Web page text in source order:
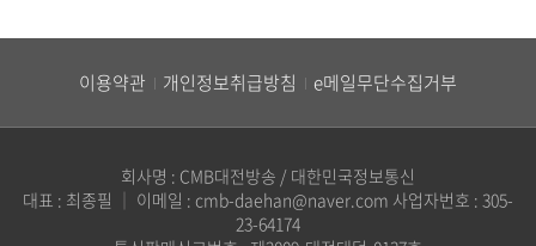
이용약관 개인정보취급방침 e메일무단수집거부
회사명 : CMB대전방송 / 대한민국정보통신
대표 : 최종필
이메일 : cmb-daehan@naver.com 사업자번호 : 305-
23-64174